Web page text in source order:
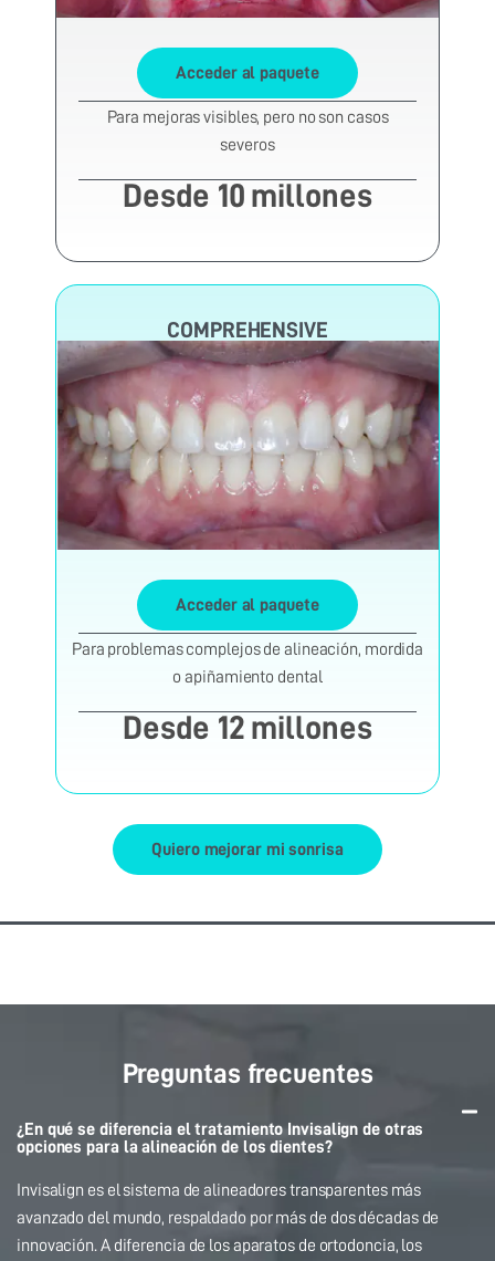
Acceder al paquete
Para mejoras visibles, pero no son casos
severos
Desde 10 millones
COMPREHENSIVE
Acceder al paquete
Para problemas complejos de alineación, mordida
o apiñamiento dental
Desde 12 millones
Quiero mejorar mi sonrisa
Preguntas frecuentes
¿En qué se diferencia el tratamiento Invisalign de otras
opciones para la alineación de los dientes?
Invisalign es el sistema de alineadores transparentes más
avanzado del mundo, respaldado por más de dos décadas de
innovación. A diferencia de los aparatos de ortodoncia, los